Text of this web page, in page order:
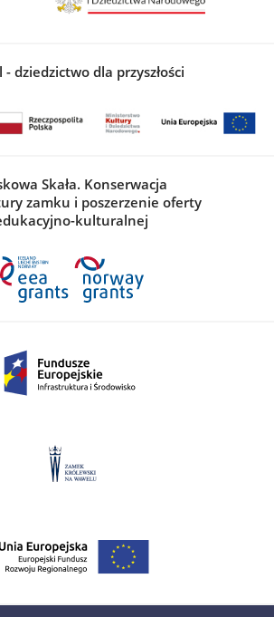
- dziedzictwo dla przyszłości
Skała. Konserwacja
zamku i poszerzenie oferty
kulturalnej